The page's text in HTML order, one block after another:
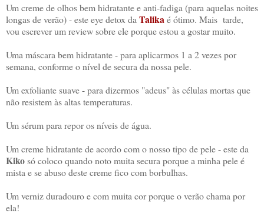
Um creme de olhos bem hidratante e anti-fadiga (para aquelas noites
longas de verão) - este eye detox da Talikaé ótimo. Mais tarde,
vou escrever um review sobre ele porque estou a gostar muito.
Uma máscara bem hidratante - para aplicarmos 1 a 2 vezes por
semana, conforme o nível de secura da nossa pele.
Um exfoliante suave - para dizermos "adeus" às células mortas que
não resistem às altas temperaturas.
Um sérum para repor os níveis de água.
Um creme hidratante de acordo com o nosso tipo de pele - este da
Kikosó coloco quando noto muita secura porque a minha pele é
mista e se abuso deste creme fico com borbulhas.
Um verniz duradouro e com muita cor porque o verão chama por
ela!